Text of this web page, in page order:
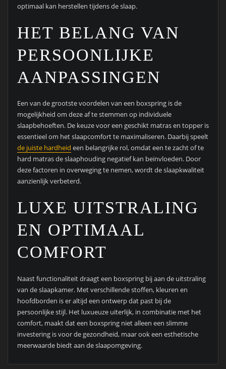
optimaal kan herstellen tijdens de slaap.
HET BELANG VAN
PERSOONLIJKE
AANPASSINGEN
Een van de grootste voordelen van een boxspring is de
mogelijkheid om deze af te stemmen op individuele
slaapbehoeften. De keuze voor een geschikt matras en topper is
essentieel om het slaapcomfort te maximaliseren. Daarbij speelt
de juiste hardheid een belangrijke rol, omdat een te zacht of te
hard matras de slaaphouding negatief kan beïnvloeden. Door
deze factoren in overweging te nemen, wordt de slaapkwaliteit
aanzienlijk verbeterd.
LUXE UITSTRALING
EN OPTIMAAL
COMFORT
Naast functionaliteit draagt een boxspring bij aan de uitstraling
van de slaapkamer. Met verschillende stoffen, kleuren en
hoofdborden is er altijd een ontwerp dat past bij de
persoonlijke stijl. Het luxueuze uiterlijk, in combinatie met het
comfort, maakt dat een boxspring niet alleen een slimme
investering is voor de gezondheid, maar ook een esthetische
meerwaarde biedt aan de slaapomgeving.